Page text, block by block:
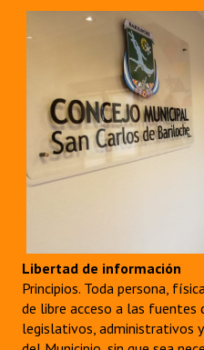
Libertad de información
Principios. Toda persona,
de libre acceso a las
legislativos, administrativos